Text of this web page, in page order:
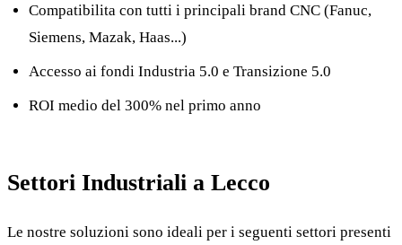
Compatibilita con tutti i principali brand CNC (Fanuc,
Siemens, Mazak, Haas...)
Accesso ai fondi Industria 5.0 e Transizione 5.0
ROI medio del 300% nel primo anno
Settori Industriali a Lecco
Le nostre soluzioni sono ideali per i seguenti settori presenti